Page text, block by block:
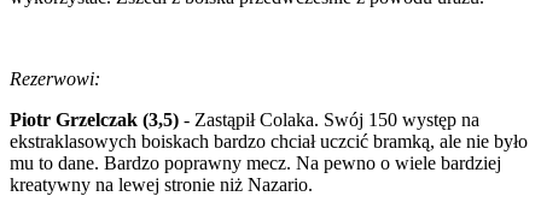
Rezerwowi:
Piotr Grzelczak (3,5) - Zastąpił Colaka. Swój 150 występ na
ekstraklasowych boiskach bardzo chciał uczcić bramką, ale nie było
mu to dane. Bardzo poprawny mecz. Na pewno o wiele bardziej
kreatywny na lewej stronie niż Nazario.